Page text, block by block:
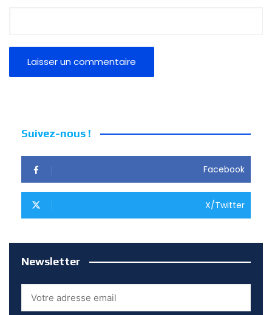
Suivez-nous !
Facebook
X/Twitter
Newsletter